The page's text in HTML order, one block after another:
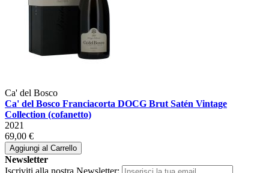
Ca' del Bosco
Ca' del Bosco Franciacorta DOCG Brut Satén Vintage
Collection (cofanetto)
2021
69,00 €
Aggiungi al Carrello
Newsletter
Iscriviti alla nostra Newsletter: